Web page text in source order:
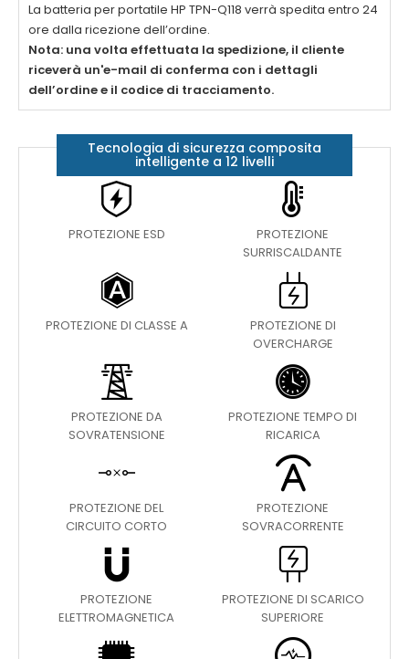
La batteria per portatile HP TPN-Q118 verrà spedita entro 24
ore dalla ricezione dell’ordine.
Nota: una volta effettuata la spedizione, il cliente
riceverà un'e-mail di conferma con i dettagli
dell’ordine e il codice di tracciamento.
Tecnologia di sicurezza composita
intelligente a 12 livelli
PROTEZIONE ESD
PROTEZIONE
SURRISCALDANTE
PROTEZIONE DI CLASSE A
PROTEZIONE DI
OVERCHARGE
PROTEZIONE DA
SOVRATENSIONE
PROTEZIONE TEMPO DI
RICARICA
PROTEZIONE DEL
CIRCUITO CORTO
PROTEZIONE
SOVRACORRENTE
PROTEZIONE
ELETTROMAGNETICA
PROTEZIONE DI SCARICO
SUPERIORE